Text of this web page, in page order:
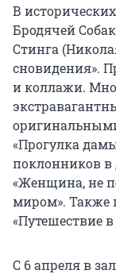
В
Бродячей
Стинга
сновидения».
и коллажи.
«Прогулка
поклонников в
«Женщина, не
миром». Также
«Путешествие
С 6 апреля в